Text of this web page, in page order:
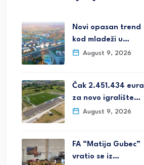
Novi opasan trend
kod mladeži u…
August 9, 2026
Čak 2.451.434 eura
za novo igralište…
August 9, 2026
FA “Matija Gubec”
vratio se iz…